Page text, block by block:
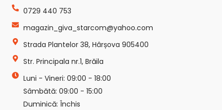
b
o
a
r
m
o
-
v
r
e
p
o
-
0729 440 753
magazin_giva_starcom@yahoo.com
Strada Plantelor 38, Hârșova 905400
Str. Principala nr.1, Brăila
Luni - Vineri: 09:00 - 18:00
Sâmbătă: 09:00 - 15:00
Duminică: Închis